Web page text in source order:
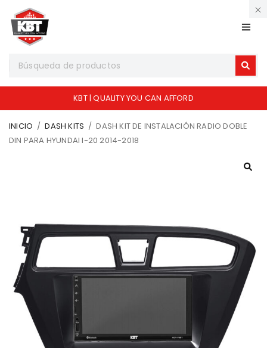
KBT | QUALITY YOU CAN AFFORD
INICIO / DASH KITS / DASH KIT DE INSTALACIÓN RADIO DOBLE
DIN PARA HYUNDAI I-20 2014-2018